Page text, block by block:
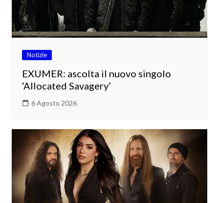
Notizie
EXUMER: ascolta il nuovo singolo
‘Allocated Savagery’
6 Agosto 2026